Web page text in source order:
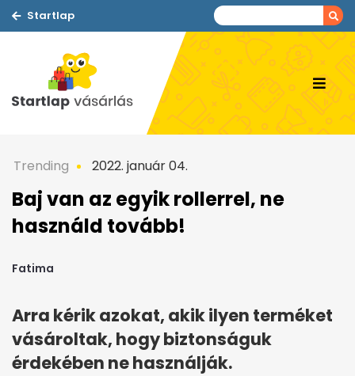
Startlap
Trending 2022. január 04.
Baj van az egyik rollerrel, ne
használd tovább!
Fatima
Arra kérik azokat, akik ilyen terméket
vásároltak, hogy biztonságuk
érdekében ne használják.